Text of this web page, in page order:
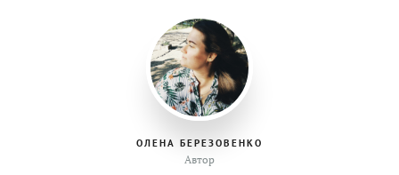
ОЛЕНА БЕРЕЗОВЕНКО
Автор